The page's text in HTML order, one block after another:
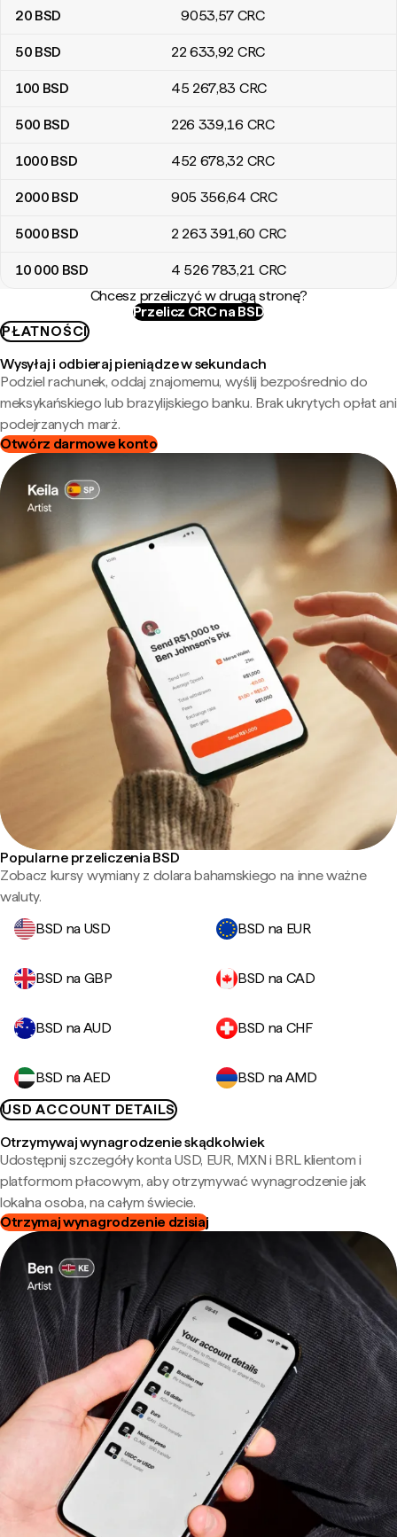
20 BSD 9053,57 CRC
50 BSD 22 633,92 CRC
100 BSD 45 267,83 CRC
500 BSD 226 339,16 CRC
1000 BSD 452 678,32 CRC
2000 BSD 905 356,64 CRC
5000 BSD 2 263 391,60 CRC
10 000 BSD 4 526 783,21 CRC
Chcesz przeliczyć w drugą stronę?
Przelicz CRC na BSD
PŁATNOŚCI
Wysyłaj i odbieraj pieniądze w sekundach
Podziel rachunek, oddaj znajomemu, wyślij bezpośrednio do
meksykańskiego lub brazylijskiego banku. Brak ukrytych opłat ani
podejrzanych marż.
Otwórz darmowe konto
Popularne przeliczenia BSD
Zobacz kursy wymiany z dolara bahamskiego na inne ważne
waluty.
BSD na USD
BSD na EUR
BSD na GBP BSD na CAD
BSD na AUD BSD na CHF
BSD na AED
BSD na AMD
USD ACCOUNT DETAILS
Otrzymywaj wynagrodzenie skądkolwiek
Udostępnij szczegóły konta USD, EUR, MXN i BRL klientom i
platformom płacowym, aby otrzymywać wynagrodzenie jak
lokalna osoba, na całym świecie.
Otrzymaj wynagrodzenie dzisiaj